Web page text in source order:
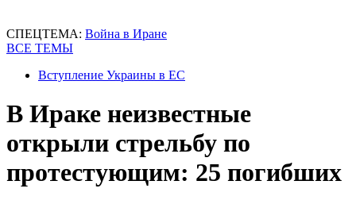
СПЕЦТЕМА: Война в Иране
ВСЕ ТЕМЫ
Вступление Украины в ЕС
В Ираке неизвестные
открыли стрельбу по
протестующим: 25 погибших